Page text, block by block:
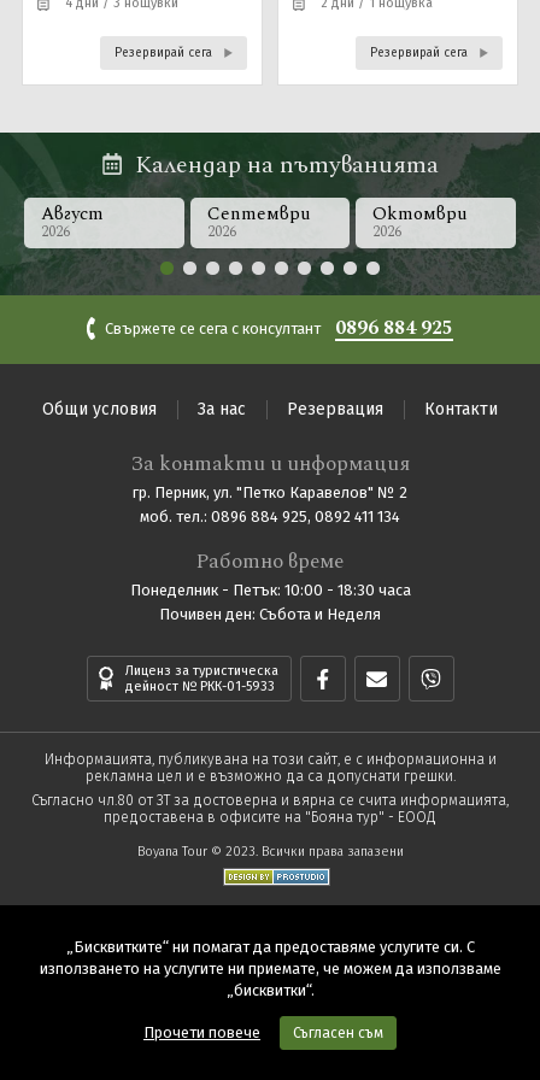
Почивки в България
Почивки и екскурзии до Дубай
Почивки в Гърция
0896 884 925 Запитване
Последвайте ни
Резервирай сега Резервирай сега
Календар на пътуванията
Август
2026
Септември
2026
Октомври
2026
Свържете се сега с консултант 0896 884 925
Общи условия За нас Резервация Контакти
За контакти и информация
гр. Перник, ул. "Петко Каравелов" № 2
моб. тел.: 0896 884 925, 0892 411 134
Работно време
Понеделник - Петък: 10:00 - 18:30 часа
Почивен ден: Събота и Неделя
Лиценз за туристическа
дейност № РКК-01-5933
Информацията, публикувана на този сайт, е с информационна и
рекламна цел и е възможно да са допуснати грешки.
Съгласно чл.80 от ЗТ за достоверна и вярна се счита информацията,
предоставена в офисите на "Бояна тур" - ЕООД
Boyana Tour © 2023. Всички права запазени
„Бисквитките“ ни помагат да предоставяме услугите си. С
използването на услугите ни приемате, че можем да използваме
„бисквитки“.
Прочети повече Съгласен съм